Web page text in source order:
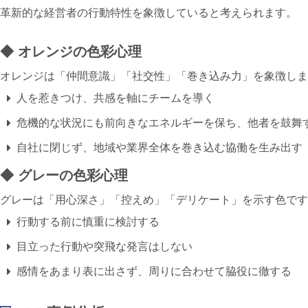
革新的な経営者の行動特性を象徴していると考えられます。
◆ オレンジの色彩心理
オレンジは「仲間意識」「社交性」「巻き込み力」を象徴しま
人を惹きつけ、共感を軸にチームを導く
危機的な状況にも前向きなエネルギーを保ち、他者を鼓舞
自社に閉じず、地域や業界全体を巻き込む協働を生み出す
◆ グレーの色彩心理
グレーは「用心深さ」「控えめ」「デリケート」を示す色です
行動する前に慎重に検討する
目立った行動や突飛な発言はしない
感情をあまり表に出さず、周りに合わせて脇役に徹する